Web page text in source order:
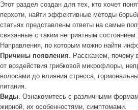
Этот раздел создан для тех, кто хочет
перхоти, найти эффективные методы
статьях представлены ответы на самые
связанные с таким неприятным состоянием.
Направления, по которым можно найти
Причины появления. Расскажем, почему
от воздействия грибковой микрофлоры,
волосами до влияния стресса,
питания.
Виды. Ознакомитесь с различными
жирной, их особенностями, симптомами.